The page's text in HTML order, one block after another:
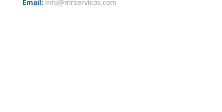
Email: info@mrservicos.com